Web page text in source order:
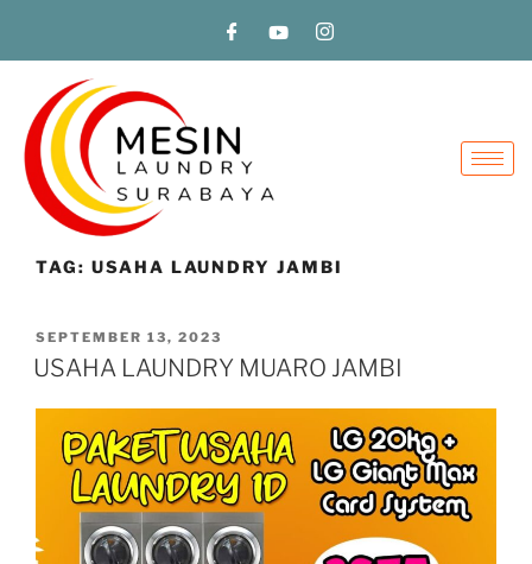
TAG: USAHA LAUNDRY JAMBI
SEPTEMBER 13, 2023
USAHA LAUNDRY MUARO JAMBI